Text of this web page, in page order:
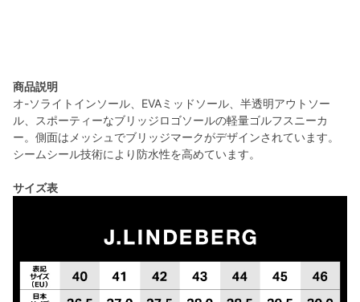
商品説明
オ-ソライトインソール、EVAミッドソール、半透明アウトソー
ル、スポーティーなブリッジロゴソールの軽量ゴルフスニーカ
ー。側面はメッシュでブリッジマークがデザインされています。
シームシール技術により防水性を高めています。
サイズ表